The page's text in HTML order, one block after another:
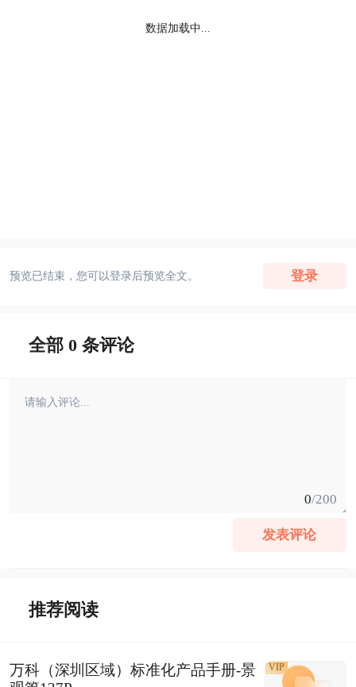
数据加载中...
预览已结束，您可以登录后预览全文。 登录
全部 0 条评论
0/200
发表评论
推荐阅读
万科（深圳区域）标准化产品手册-景
VIP